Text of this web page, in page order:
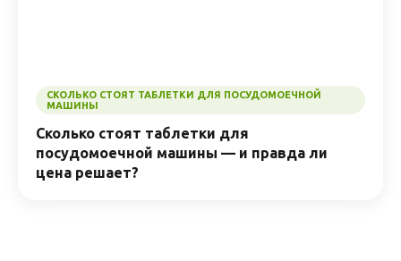
СКОЛЬКО СТОЯТ ТАБЛЕТКИ ДЛЯ ПОСУДОМОЕЧНОЙ
МАШИНЫ
Сколько стоят таблетки для
посудомоечной машины — и правда ли
цена решает?